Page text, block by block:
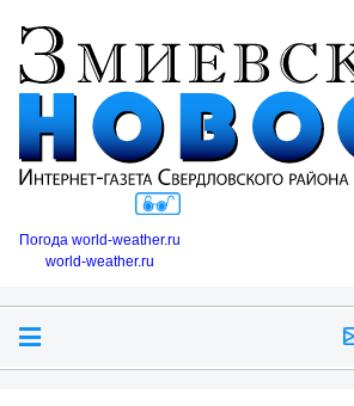
Погода world-weather.ru
world-weather.ru